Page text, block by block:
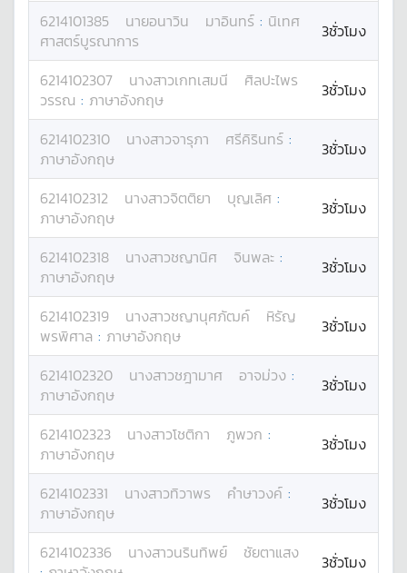
6214101385 นายอนาวิน มาอินทร์ : นิเทศ
ศาสตร์บูรณาการ
3ชั่วโมง
6214102307 นางสาวเกทเสมนี
ศิลปะไพร
วรรณ : ภาษาอังกฤษ 3ชั่วโมง
6214102310 นางสาวจารุภา ศรีคิรินทร์ :
ภาษาอังกฤษ
3ชั่วโมง
6214102312 นางสาวจิตติยา บุญเลิศ :
ภาษาอังกฤษ
3ชั่วโมง
6214102318 นางสาวชญานิศ จินพละ :
ภาษาอังกฤษ
3ชั่วโมง
6214102319 นางสาวชญานุศภัฒค์
หิรัญ
พรพิศาล : ภาษาอังกฤษ 3ชั่วโมง
6214102320 นางสาวชฎามาศ อาจม่วง :
ภาษาอังกฤษ
3ชั่วโมง
6214102323 นางสาวโชติกา ภูพวก :
ภาษาอังกฤษ
3ชั่วโมง
6214102331 นางสาวทิวาพร คำษาวงค์ :
ภาษาอังกฤษ
3ชั่วโมง
6214102336 นางสาวนรินทิพย์
ชัยตาแสง
3ชั่วโมง